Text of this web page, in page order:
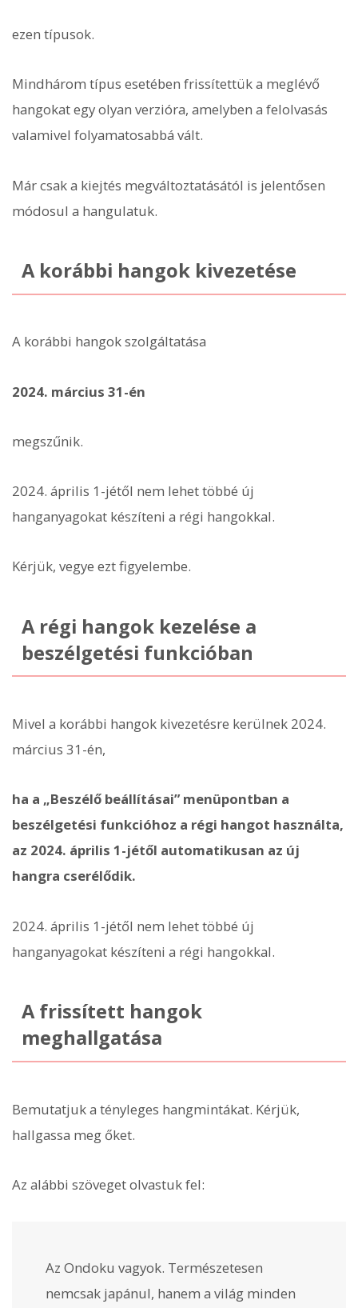
ezen típusok.
Mindhárom típus esetében frissítettük a meglévő
hangokat egy olyan verzióra, amelyben a felolvasás
valamivel folyamatosabbá vált.
Már csak a kiejtés megváltoztatásától is jelentősen
módosul a hangulatuk.
A korábbi hangok kivezetése
A korábbi hangok szolgáltatása
2024. március 31-én
megszűnik.
2024. április 1-jétől nem lehet többé új
hanganyagokat készíteni a régi hangokkal.
Kérjük, vegye ezt figyelembe.
A régi hangok kezelése a
beszélgetési funkcióban
Mivel a korábbi hangok kivezetésre kerülnek 2024.
március 31-én,
ha a „Beszélő beállításai” menüpontban a
beszélgetési funkcióhoz a régi hangot használta,
az 2024. április 1-jétől automatikusan az új
hangra cserélődik.
2024. április 1-jétől nem lehet többé új
hanganyagokat készíteni a régi hangokkal.
A frissített hangok
meghallgatása
Bemutatjuk a tényleges hangmintákat. Kérjük,
hallgassa meg őket.
Az alábbi szöveget olvastuk fel:
Az Ondoku vagyok. Természetesen
nemcsak japánul, hanem a világ minden